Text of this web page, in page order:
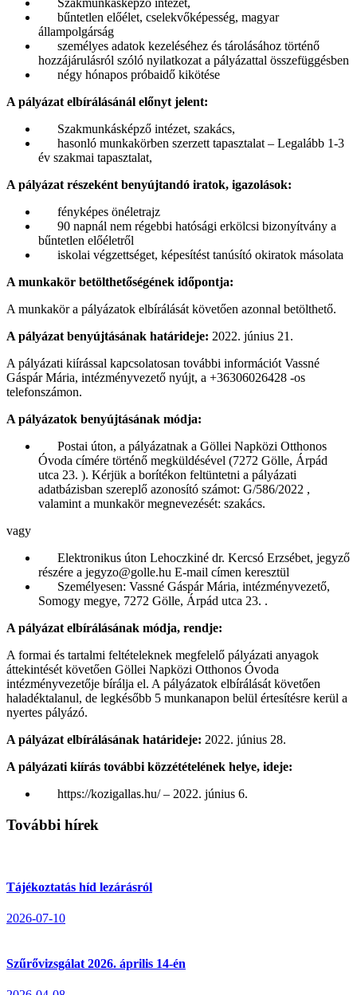
bűntetlen előélet, cselekvőképesség, magyar
állampolgárság
személyes adatok kezeléséhez és tárolásához történő
hozzájárulásról szóló nyilatkozat a pályázattal összefüggésben
négy hónapos próbaidő kikötése
A pályázat elbírálásánál előnyt jelent:
Szakmunkásképző intézet, szakács,
hasonló munkakörben szerzett tapasztalat – Legalább 1-3
év szakmai tapasztalat,
A pályázat részeként benyújtandó iratok, igazolások:
fényképes önéletrajz
90 napnál nem régebbi hatósági erkölcsi bizonyítvány a
bűntetlen előéletről
iskolai végzettséget, képesítést tanúsító okiratok másolata
A munkakör betölthetőségének időpontja:
A munkakör a pályázatok elbírálását követően azonnal betölthető.
A pályázat benyújtásának határideje: 2022. június 21.
A pályázati kiírással kapcsolatosan további információt Vassné
Gáspár Mária, intézményvezető nyújt, a +36306026428 -os
telefonszámon.
A pályázatok benyújtásának módja:
Postai úton, a pályázatnak a Göllei Napközi Otthonos
Óvoda címére történő megküldésével (7272 Gölle, Árpád
utca 23. ). Kérjük a borítékon feltüntetni a pályázati
adatbázisban szereplő azonosító számot: G/586/2022 ,
valamint a munkakör megnevezését: szakács.
vagy
Elektronikus úton Lehoczkiné dr. Kercsó Erzsébet, jegyző
részére a jegyzo@golle.hu E-mail címen keresztül
Személyesen: Vassné Gáspár Mária, intézményvezető,
Somogy megye, 7272 Gölle, Árpád utca 23. .
A pályázat elbírálásának módja, rendje:
A formai és tartalmi feltételeknek megfelelő pályázati anyagok
áttekintését követően Göllei Napközi Otthonos Óvoda
intézményvezetője bírálja el. A pályázatok elbírálását követően
haladéktalanul, de legkésőbb 5 munkanapon belül értesítésre kerül a
nyertes pályázó.
A pályázat elbírálásának határideje: 2022. június 28.
A pályázati kiírás további közzétételének helye, ideje:
https://kozigallas.hu/ – 2022. június 6.
További hírek
Tájékoztatás híd lezárásról
2026-07-10
Szűrővizsgálat 2026. április 14-én